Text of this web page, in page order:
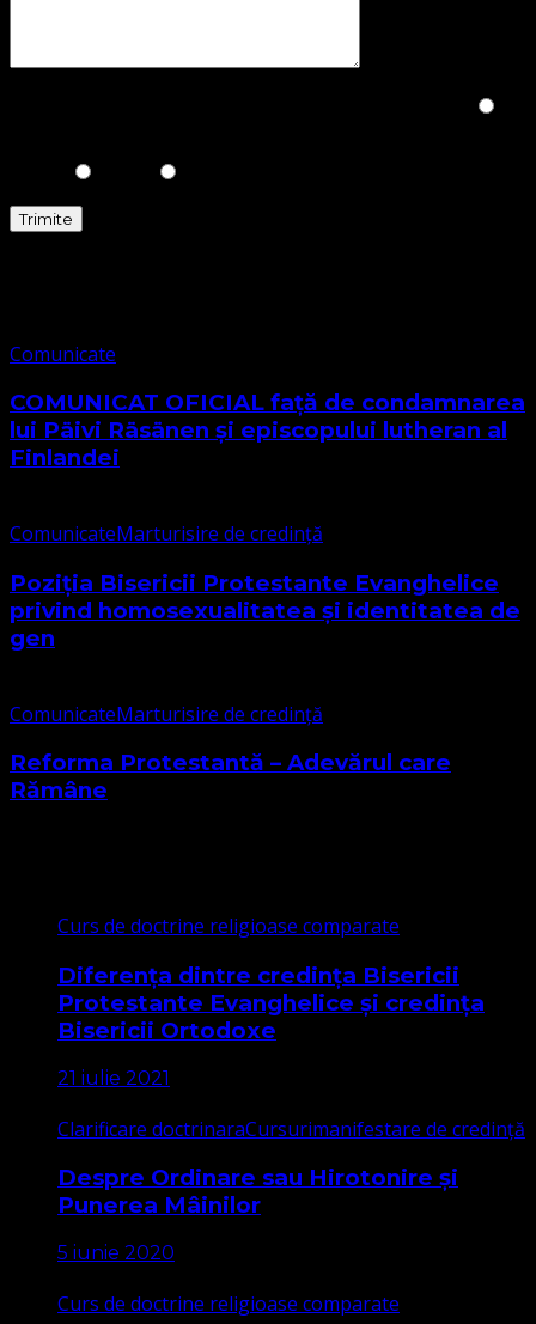
Comunicate
COMUNICAT OFICIAL față de condamnarea
lui Päivi Räsänen și episcopului lutheran al
Finlandei
ComunicateMarturisire de credință
Poziția Bisericii Protestante Evanghelice
privind homosexualitatea și identitatea de
gen
ComunicateMarturisire de credință
Reforma Protestantă – Adevărul care
Rămâne
Curs de doctrine religioase comparate
Diferența dintre credința Bisericii
Protestante Evanghelice și credința
Bisericii Ortodoxe
21 iulie 2021
Clarificare doctrinaraCursurimanifestare de credință
Despre Ordinare sau Hirotonire și
Punerea Mâinilor
5 iunie 2020
Curs de doctrine religioase comparate